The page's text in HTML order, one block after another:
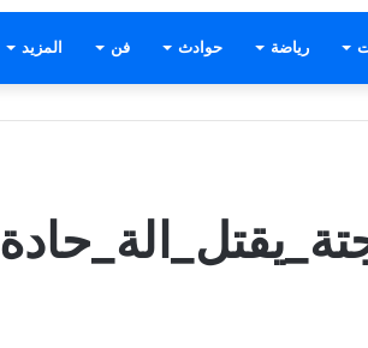
رياضة حوادث فن المزيد